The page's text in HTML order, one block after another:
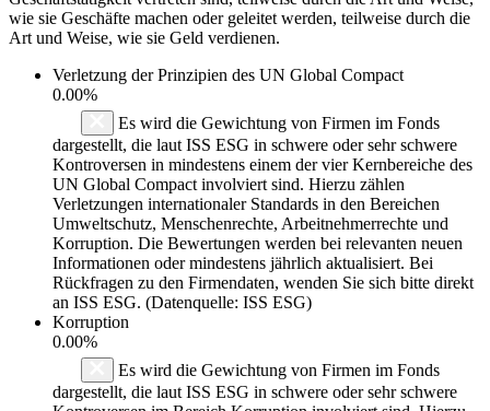
wie sie Geschäfte machen oder geleitet werden, teilweise durch die
Art und Weise, wie sie Geld verdienen.
Verletzung der Prinzipien des UN Global Compact
0.00%
Es wird die Gewichtung von Firmen im Fonds
dargestellt, die laut ISS ESG in schwere oder sehr schwere
Kontroversen in mindestens einem der vier Kernbereiche des
UN Global Compact involviert sind. Hierzu zählen
Verletzungen internationaler Standards in den Bereichen
Umweltschutz, Menschenrechte, Arbeitnehmerrechte und
Korruption. Die Bewertungen werden bei relevanten neuen
Informationen oder mindestens jährlich aktualisiert. Bei
Rückfragen zu den Firmendaten, wenden Sie sich bitte direkt
an ISS ESG. (Datenquelle: ISS ESG)
Korruption
0.00%
Es wird die Gewichtung von Firmen im Fonds
dargestellt, die laut ISS ESG in schwere oder sehr schwere